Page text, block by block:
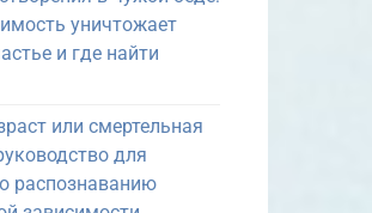
уничтожает
и где найти
или смертельная
для
распознаванию